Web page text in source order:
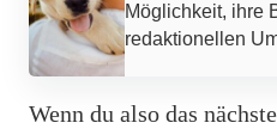
Möglichkeit, ihre
redaktionellen
Wenn du also das